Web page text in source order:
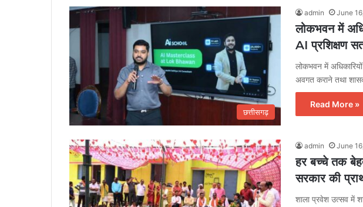
छत्तीसगढ़
admin June
लोकभवन में
AI प्रशिक्षण
लोकभवन में
अवगत कराने तथा
Read More »
admin June
हर बच्चे तक
सरकार की
शाला प्रवेश उत्सव में